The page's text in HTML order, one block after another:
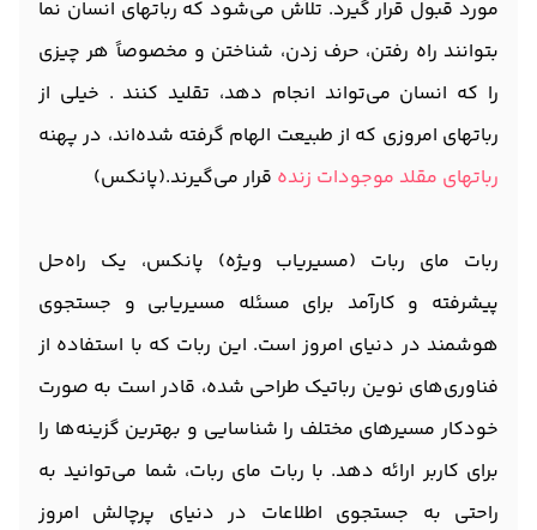
مورد قبول قرار گیرد. تلاش می‌شود که رباتهای انسان نما
بتوانند راه رفتن، حرف زدن، شناختن و مخصوصاً هر چیزی
را که انسان می‌تواند انجام دهد، تقلید کنند . خیلی از
رباتهای امروزی که از طبیعت الهام گرفته شده‌اند، در پهنه
رباتهای مقلد موجودات زنده قرار می‌گیرند.(پانکس)
ربات مای ربات (مسیریاب ویژه) پانکس، یک راه‌حل
پیشرفته و کارآمد برای مسئله مسیریابی و جستجوی
هوشمند در دنیای امروز است. این ربات که با استفاده از
فناوری‌های نوین رباتیک طراحی شده، قادر است به صورت
خودکار مسیرهای مختلف را شناسایی و بهترین گزینه‌ها را
برای کاربر ارائه دهد. با ربات مای ربات، شما می‌توانید به
راحتی به جستجوی اطلاعات در دنیای پرچالش امروز